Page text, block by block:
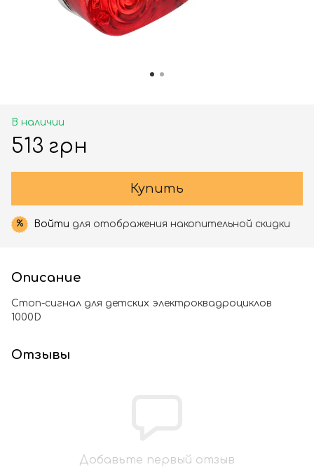
В наличии
513 грн
Купить
% Войти для отображения накопительной скидки
Описание
Стоп-сигнал для детских электроквадроциклов
1000D
Отзывы
Добавьте первый отзыв